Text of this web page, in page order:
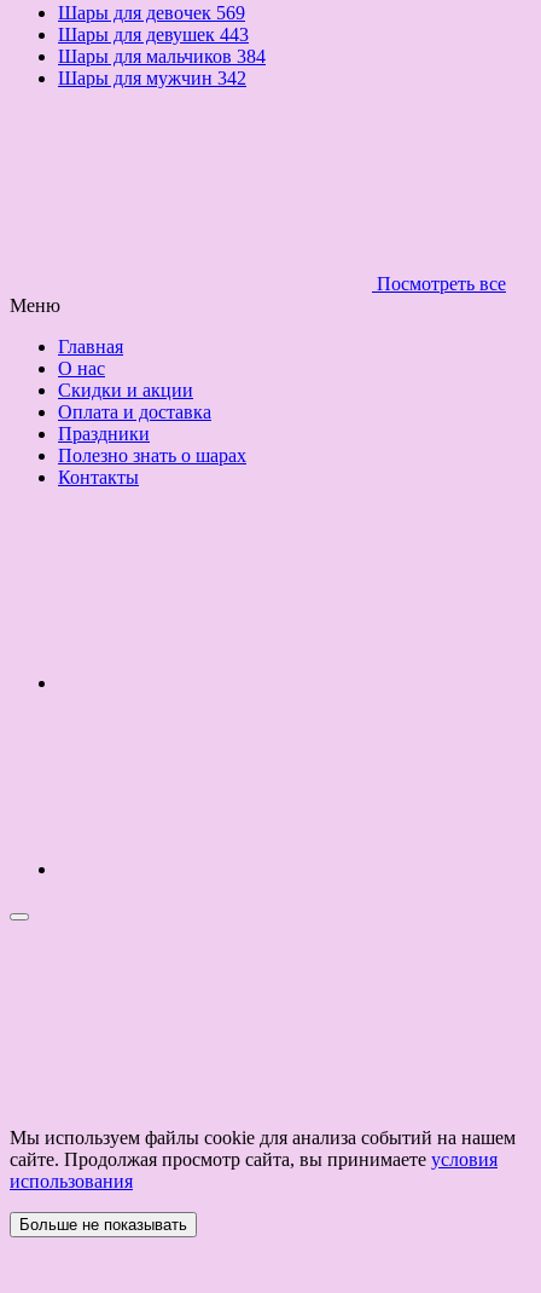
Шары для девочек 569
Шары для девушек 443
Шары для мальчиков 384
Шары для мужчин 342
Посмотреть все
Меню
Главная
О нас
Скидки и акции
Оплата и доставка
Праздники
Полезно знать о шарах
Контакты
Мы используем файлы cookie для анализа событий на нашем
сайте. Продолжая просмотр сайта, вы принимаете условия
использования
Больше не показывать